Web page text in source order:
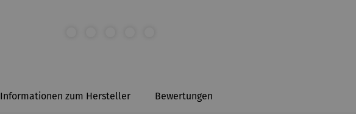
Informationen zum Hersteller Bewertungen